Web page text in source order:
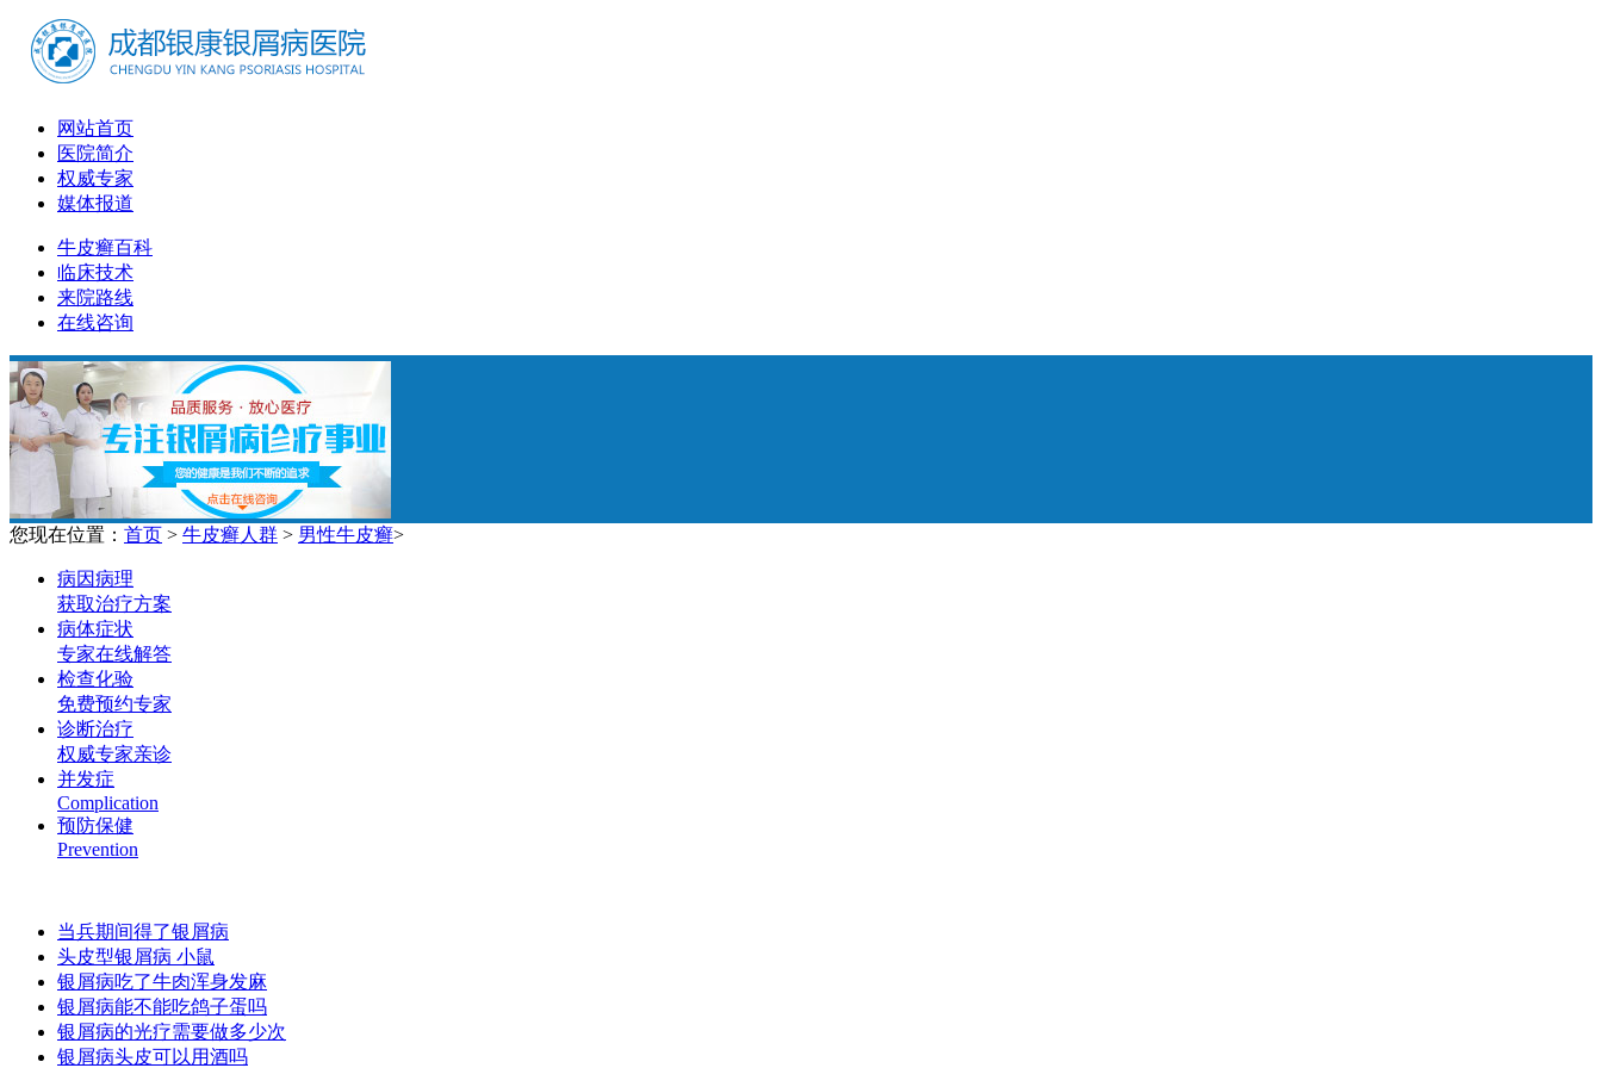
网站首页
医院简介
权威专家
媒体报道
牛皮癣百科
临床技术
来院路线
在线咨询
您现在位置： 首页 > 牛皮癣人群 > 男性牛皮癣>
病因病理
获取治疗方案
病体症状
专家在线解答
检查化验
免费预约专家
诊断治疗
权威专家亲诊
并发症
Complication
预防保健
Prevention
当兵期间得了银屑病
头皮型银屑病 小鼠
银屑病吃了牛肉浑身发麻
银屑病能不能吃鸽子蛋吗
银屑病的光疗需要做多少次
银屑病头皮可以用酒吗